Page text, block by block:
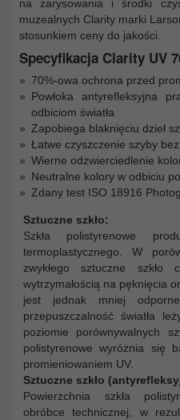
na zarysowania i środki
muzealnych Clarity marki
stosunkiem ceny do jakości.
Specyfikacja Clarity UV
70%-owa ochrona przed
Powłoka antyrefleksyjna
odbiciom światła
Zapobiega blaknięciu dzieł
Łatwe czyszczenie szyby
Wierne odzwierciedlenie
Neutralne kolory w odbiciu
Zdany test ISO 18916
Sztuczne szkło:
Szkła polistyrenowe
termoplastycznego. W
zwykłego sztuczne szkło
wytrzymałością na pęknięcia
jest jednak mniej
przepuszczalność światła
poziomie porównywalnych
polistyrenowe wyróżnia się
promieniowaniem UV.
Sztuczne szkło
Powierzchnia szkła
obróbce technicznej, w